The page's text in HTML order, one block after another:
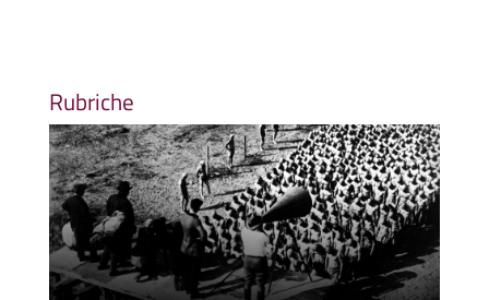
Rubriche